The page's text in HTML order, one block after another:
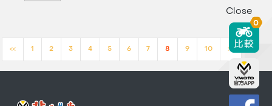
<< 1 2 3 4 5 6 7 8 9 10 >>
Close
0